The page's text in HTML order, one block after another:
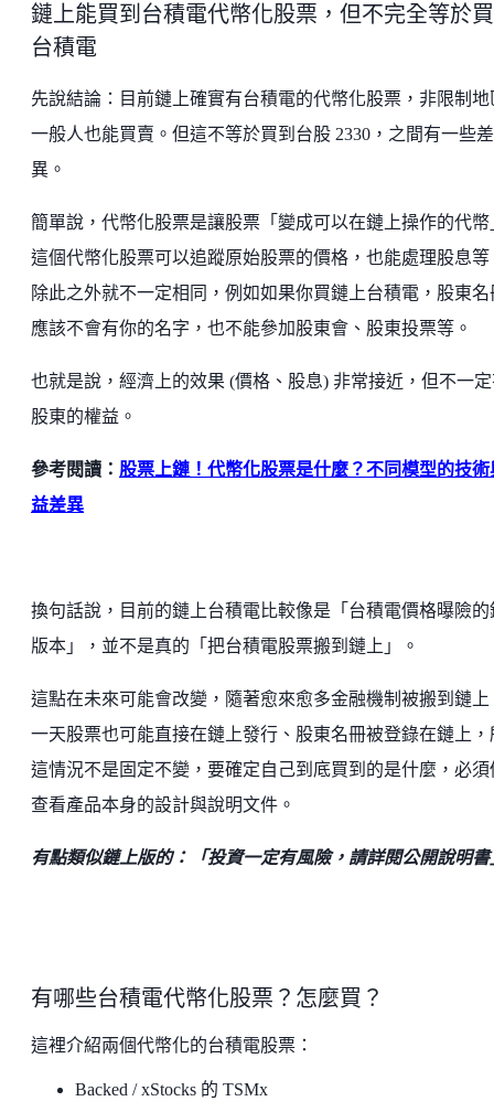
鏈上能買到台積電代幣化股票，但不完全等於
台積電
先說結論：目前鏈上確實有台積電的代幣化股票，非限制地
一般人也能買賣。但這不等於買到台股 2330，之間有一些差
異。
簡單說，代幣化股票是讓股票「變成可以在鏈上操作的代幣
這個代幣化股票可以追蹤原始股票的價格，也能處理股息等
除此之外就不一定相同，例如如果你買鏈上台積電，股東名
應該不會有你的名字，也不能參加股東會、股東投票等。
也就是說，經濟上的效果 (價格、股息) 非常接近，但不一
股東的權益。
參考閱讀： 股票上鏈！代幣化股票是什麼？不同模型的技術
益差異
換句話說，目前的鏈上台積電比較像是「台積電價格曝險的
版本」，並不是真的「把台積電股票搬到鏈上」。
這點在未來可能會改變，隨著愈來愈多金融機制被搬到鏈上
一天股票也可能直接在鏈上發行、股東名冊被登錄在鏈上，
這情況不是固定不變，要確定自己到底買到的是什麼，必須
查看產品本身的設計與說明文件。
有點類似鏈上版的：「投資一定有風險，請詳閱公開說明書
有哪些台積電代幣化股票？怎麼買？
這裡介紹兩個代幣化的台積電股票：
Backed / xStocks 的 TSMx